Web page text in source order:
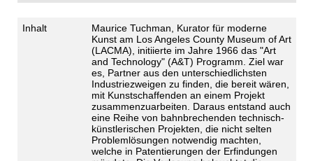
Inhalt
Maurice Tuchman, Kurator für moderne
Kunst am Los Angeles County Museum of Art
(LACMA), initiierte im Jahre 1966 das "Art
and Technology" (A&T) Programm. Ziel war
es, Partner aus den unterschiedlichsten
Industriezweigen zu finden, die bereit wären,
mit Kunstschaffenden an einem Projekt
zusammenzuarbeiten. Daraus entstand auch
eine Reihe von bahnbrechenden technisch-
künstlerischen Projekten, die nicht selten
Problemlösungen notwendig machten,
welche in Patentierungen der Erfindungen